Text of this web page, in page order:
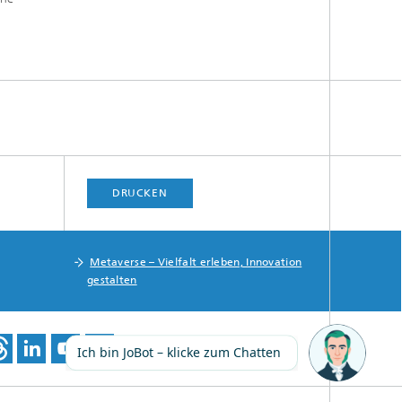
DRUCKEN
Metaverse – Vielfalt erleben, Innovation
gestalten